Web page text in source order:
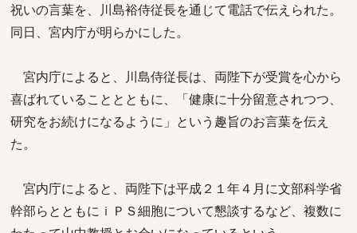
祝いの言葉を、川島裕侍従長を通じて電話で伝えられた。
同日、宮内庁が明らかにした。
宮内庁によると、川島侍従長は、両陛下が受賞を心から
喜ばれていることとともに、「健康に十分留意されつつ、
研究をお続けになるように」という趣旨のお言葉を伝え
た。
宮内庁によると、両陛下は平成２１年４月に文部科学省
幹部らとともにｉＰＳ細胞について懇談するなど、複数に